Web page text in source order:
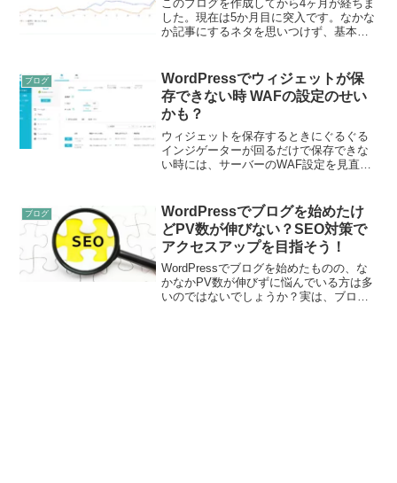
このブログを作成してから4ヶ月が経ちま
した。現在は5か月目に突入です。なかな
か記事にするネタを思いつけず、基本的
ていっている形です。書いても全然読ま
れない記事もあり、そ...
ブログ
WordPressでウィジェットが保
存できない時 WAFの設定のせい
かも？
ウィジェットを保存するときにぐるぐる
インジゲーターが回るだけで保存できな
い時には、サーバーのWAF設定を見直し
ァイアーウォールで、外部からの...
ブログ
WordPressでブログを始めたけ
どPV数が伸びない？SEO対策で
アクセスアップを目指そう！
WordPressでブログを始めたものの、な
かなかPV数が伸びずに悩んでいる方は多
いのではないでしょうか？実は、ブログ